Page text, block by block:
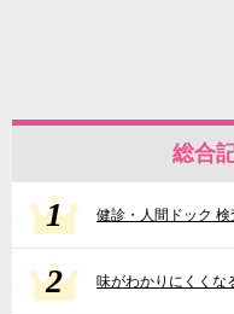
総合
1 健診・人間ドック
2 味がわかりにくくな